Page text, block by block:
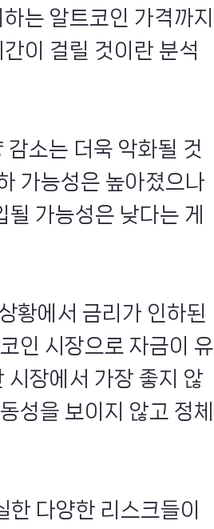
는 알트코인 가격까지
이 걸릴 것이란 분석
소는 더욱 악화될 것
가능성은 높아졌으나
가능성은 낮다는 게
황에서 금리가 인하된
인 시장으로 자금이 유
시장에서 가장 좋지 않
성을 보이지 않고 정체
다양한 리스크들이